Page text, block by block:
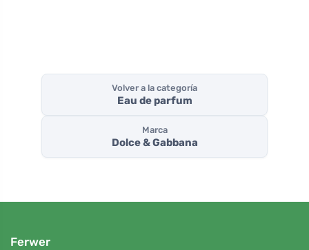
Volver a la categoría
Eau de parfum
Marca
Dolce & Gabbana
Ferwer